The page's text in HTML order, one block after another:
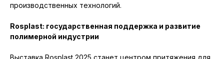
производственных технологий.
Rosplast: государственная поддержка и развитие
полимерной индустрии
Выставка Rosplast 2025 станет центром притяжения для